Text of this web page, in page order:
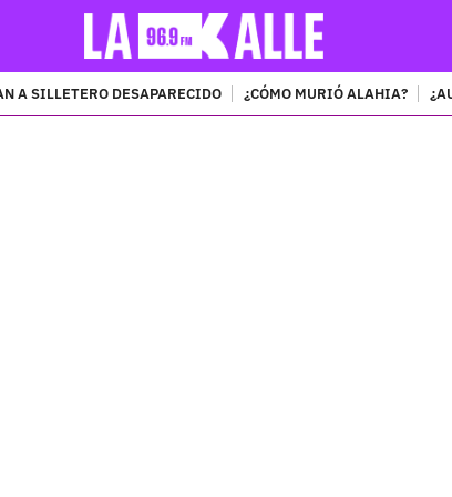
A SILLETERO DESAPARECIDO ¿CÓMO MURIÓ ALAHIA?